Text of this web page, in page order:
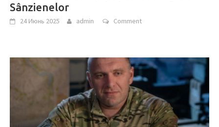
Sânzienelor
24 Июнь 2025 admin Comment